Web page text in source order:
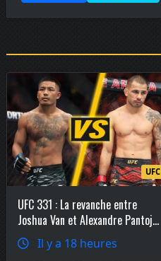
UFC
UFC 331 : La revanche entre
Joshua Van et Alexandre Pantoja
officialisée chez les poids
mouchesIl y a 18 heures